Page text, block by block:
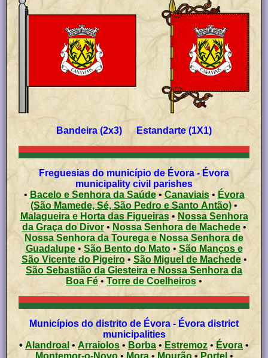
Bandeira (2x3) Estandarte (1X1)
Freguesias do município de Évora - Évora
municipality civil parishes
•
Bacelo e Senhora da Saúde•Canaviais• Évora
(São Mamede, Sé, São Pedro e Santo Antão) •
Malagueira e Horta das Figueiras• Nossa Senhora
da Graça do Divor• Nossa Senhora de Machede•
Nossa Senhora da Tourega e Nossa Senhora de
Guadalupe• São Bento do Mato•São Manços e
São Vicente do Pigeiro• São Miguel de Machede•
São Sebastião da Giesteira e Nossa Senhora da
Boa Fé• Torre de Coelheiros •
Municípios do distrito de Évora - Évora district
municipalities
• Alandroal • Arraiolos • Borba • Estremoz •Évora •